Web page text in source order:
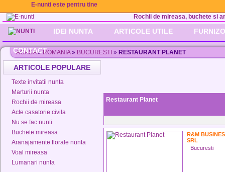
E-nunti este pentru tine
Rochii de mireasa, buchete si
IDEI NUNTA ARTICOLE UTILE
CONTACT
ACASA»ROMANIA» BUCURESTI » RESTAURANT PLANET
ARTICOLE POPULARE
Texte invitatii nunta
Marturii nunta
Rochii de mireasa
Acte casatorie civila
Nu se fac nunti
Buchete mireasa
Aranajamente florale nunta
Voal mireasa
Lumanari nunta
Restaurant Planet
R&M
SRL
Bucuresti